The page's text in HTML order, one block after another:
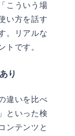
こういう場
い方を話す
。リアルな
トです。
り
違いを比べ
といった検
ンテンツと